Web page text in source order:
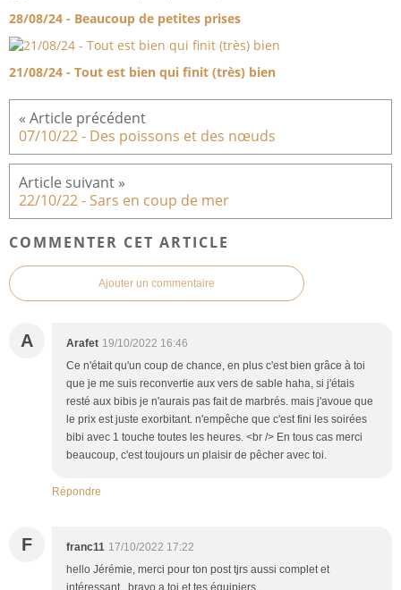
28/08/24 - Beaucoup de petites prises
21/08/24 - Tout est bien qui finit (très) bien
07/10/22 - Des poissons et des nœuds
22/10/22 - Sars en coup de mer
COMMENTER CET ARTICLE
Ajouter un commentaire
A Arafet 19/10/2022 16:46
Ce n'était qu'un coup de chance, en plus c'est bien grâce à toi
que je me suis reconvertie aux vers de sable haha, si j'étais
resté aux bibis je n'aurais pas fait de marbrés. mais j'avoue que
le prix est juste exorbitant. n'empêche que c'est fini les soirées
bibi avec 1 touche toutes les heures. <br /> En tous cas merci
beaucoup, c'est toujours un plaisir de pêcher avec toi.
Répondre
F franc11 17/10/2022 17:22
hello Jérémie, merci pour ton post tjrs aussi complet et